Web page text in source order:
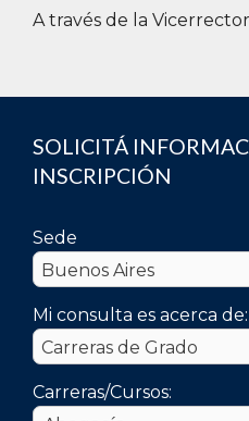
A través de la
SOLICITÁ
INSCRIPCIÓN
Sede
Mi consulta es acerca de:
Carreras/Cursos: